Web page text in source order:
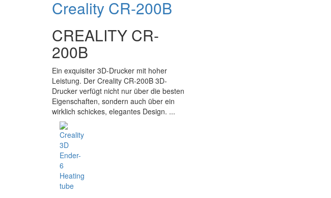
Creality CR-200B
CREALITY CR-
200B
Ein exquisiter 3D-Drucker mit hoher
Leistung. Der Creality CR-200B 3D-
Drucker verfügt nicht nur über die besten
Eigenschaften, sondern auch über ein
wirklich schickes, elegantes Design. ...